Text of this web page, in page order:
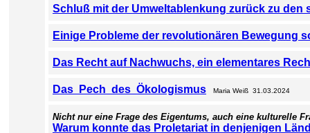
Schluß mit der Umweltablenkung zurück zu den
Einige Probleme der revolutionären Bewegung
Das Recht auf Nachwuchs, ein elementares
Das Pech des Ökologismus Maria Weiß 31.03.2024
Nicht nur eine Frage des Eigentums, auch eine kulturelle
Warum konnte das Proletariat in denjenigen